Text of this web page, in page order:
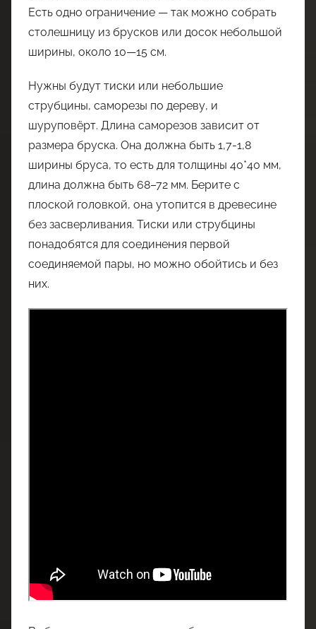
Есть одно ограничение — так можно собрать
столешницу из брусков или досок небольшой
ширины, около 10—15 см.
Нужны будут тиски или небольшие
струбцины, саморезы по дереву, и
шуруповёрт. Длина саморезов зависит от
размера бруска. Она должна быть 1,7-1,8
ширины бруса, то есть для толщины 40*40 мм,
длина должна быть 68–72 мм. Берите с
плоской головкой, она утопится в древесине
без засверливания. Тиски или струбцины
понадобятся для соединения первой
соединяемой пары, но можно обойтись и без
них.